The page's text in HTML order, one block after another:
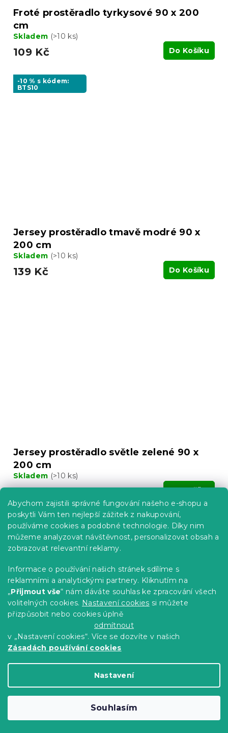
Abychom zajistili správné fungování našeho e-shopu a
poskytli Vám ten nejlepší zážitek z nakupování,
používáme cookies a podobné technologie. Díky nim
můžeme analyzovat návštěvnost, personalizovat obsah a
zobrazovat relevantní reklamy.
Informace o používání našich stránek sdílíme s
reklamními a analytickými partnery. Kliknutím na
„Přijmout vše“ nám dáváte souhlas ke zpracování všech
volitelných cookies. Nastavení cookies si můžete
přizpůsobit nebo cookies úplně
odmítnout
v „Nastavení cookies“. Více se dozvíte v našich
Zásadách používání cookies
Nastavení
Souhlasím
Froté prostěradlo tyrkysové 90 x 200
cm
Skladem (>10 ks)
109 Kč Do Košíku
-10 % s kódem:
BTS10
Jersey prostěradlo tmavě modré 90 x
200 cm
Skladem (>10 ks)
139 Kč Do Košíku
Jersey prostěradlo světle zelené 90 x
200 cm
Skladem (>10 ks)
139 Kč Do Košíku
-10 % s kódem:
BTS10
Jersey prostěradlo krémové 90 x 200
cm
Skladem(>10 ks)